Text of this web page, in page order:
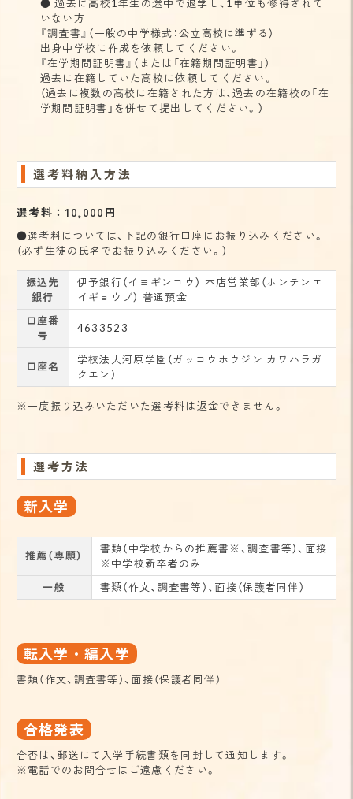
● 過去に高校1年生の途中で退学し、1単位も修得されて
いない方
『調査書』（一般の中学様式：公立高校に準ずる）
出身中学校に作成を依頼してください。
『在学期間証明書』（または「在籍期間証明書」）
過去に在籍していた高校に依頼してください。
（過去に複数の高校に在籍された方は、過去の在籍校の「在
学期間証明書」を併せて提出してください。）
選考料納入方法
選考料：10,000円
●選考料については、下記の銀行口座にお振り込みください。
（必ず生徒の氏名でお振り込みください。）
振込先
銀行
伊予銀行（イヨギンコウ） 本店営業部（ホンテンエ
イギョウブ） 普通預金
口座番
号
4633523
口座名
学校法人河原学園（ガッコウホウジン カワハラガ
クエン）
※一度振り込みいただいた選考料は返金できません。
選考方法
新入学
推薦（専願）
書類（中学校からの推薦書※、調査書等）、面接
※中学校新卒者のみ
一般
書類（作文、調査書等）、面接（保護者同伴）
転入学・編入学
書類（作文、調査書等）、面接（保護者同伴）
合格発表
合否は、郵送にて入学手続書類を同封して通知します。
※電話でのお問合せはご遠慮ください。